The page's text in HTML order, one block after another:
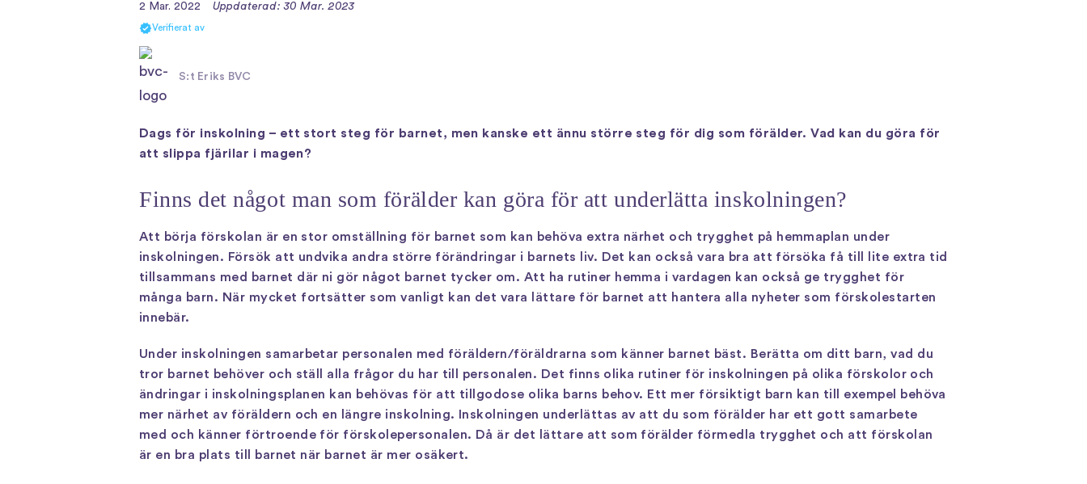
2 Mar. 2022 Uppdaterad: 30 Mar. 2023
Verifierat av
S:t Eriks BVC
Dags för inskolning – ett stort steg för barnet, men kanske ett ännu större steg för dig som förälder. Vad kan du göra för
att slippa fjärilar i magen?
Finns det något man som förälder kan göra för att underlätta inskolningen?
Att börja förskolan är en stor omställning för barnet som kan behöva extra närhet och trygghet på hemmaplan under
inskolningen. Försök att undvika andra större förändringar i barnets liv. Det kan också vara bra att försöka få till lite extra tid
tillsammans med barnet där ni gör något barnet tycker om. Att ha rutiner hemma i vardagen kan också ge trygghet för
många barn. När mycket fortsätter som vanligt kan det vara lättare för barnet att hantera alla nyheter som förskolestarten
innebär.
Under inskolningen samarbetar personalen med föräldern/föräldrarna som känner barnet bäst. Berätta om ditt barn, vad du
tror barnet behöver och ställ alla frågor du har till personalen. Det finns olika rutiner för inskolningen på olika förskolor och
ändringar i inskolningsplanen kan behövas för att tillgodose olika barns behov. Ett mer försiktigt barn kan till exempel behöva
mer närhet av föräldern och en längre inskolning. Inskolningen underlättas av att du som förälder har ett gott samarbete
med och känner förtroende för förskolepersonalen. Då är det lättare att som förälder förmedla trygghet och att förskolan
är en bra plats till barnet när barnet är mer osäkert.